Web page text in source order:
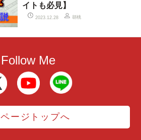
イトも必見】
2023.12.28 胡桃
Follow Me
ページトップへ